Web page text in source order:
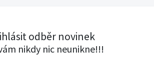
odběr novinek
nikdy nic neunikne!!!